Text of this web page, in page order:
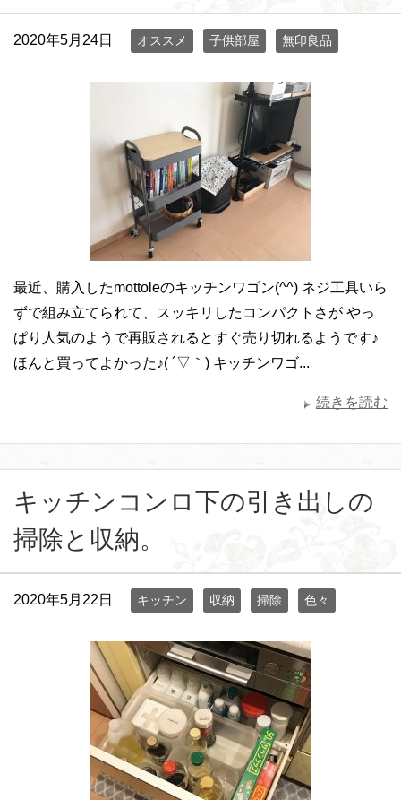
2020年5月24日 オススメ 子供部屋 無印良品
最近、購入したmottoleのキッチンワゴン(^^) ネジ工具いら
ずで組み立てられて、スッキリしたコンパクトさが やっ
ぱり人気のようで再販されるとすぐ売り切れるようです♪
ほんと買ってよかった♪( ´▽｀) キッチンワゴ...
続きを読む
キッチンコンロ下の引き出しの
掃除と収納。
2020年5月22日 キッチン 収納 掃除 色々